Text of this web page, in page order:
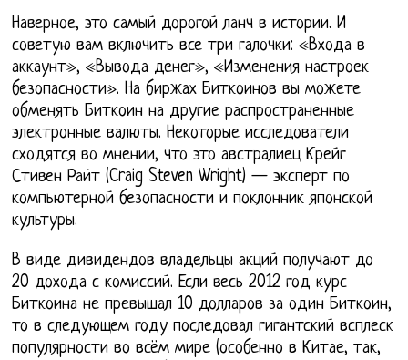
Наверное, это самый дорогой ланч в истории. И
советую вам включить все три галочки: «Входа в
аккаунт», «Вывода денег», «Изменения настроек
безопасности». На биржах Биткоинов вы можете
обменять Биткоин на другие распространенные
электронные валюты. Некоторые исследователи
сходятся во мнении, что это австралиец Крейг
Стивен Райт (Craig Steven Wright) — эксперт по
компьютерной безопасности и поклонник японской
культуры.
В виде дивидендов владельцы акций получают до
20 дохода с комиссий. Если весь 2012 год курс
Биткоина не превышал 10 долларов за один Биткоин,
то в следующем году последовал гигантский всплеск
популярности во всём мире (особенно в Китае, так,